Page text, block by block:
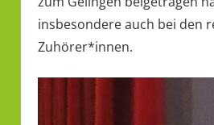
insbesondere auch bei den
Zuhörer*innen.